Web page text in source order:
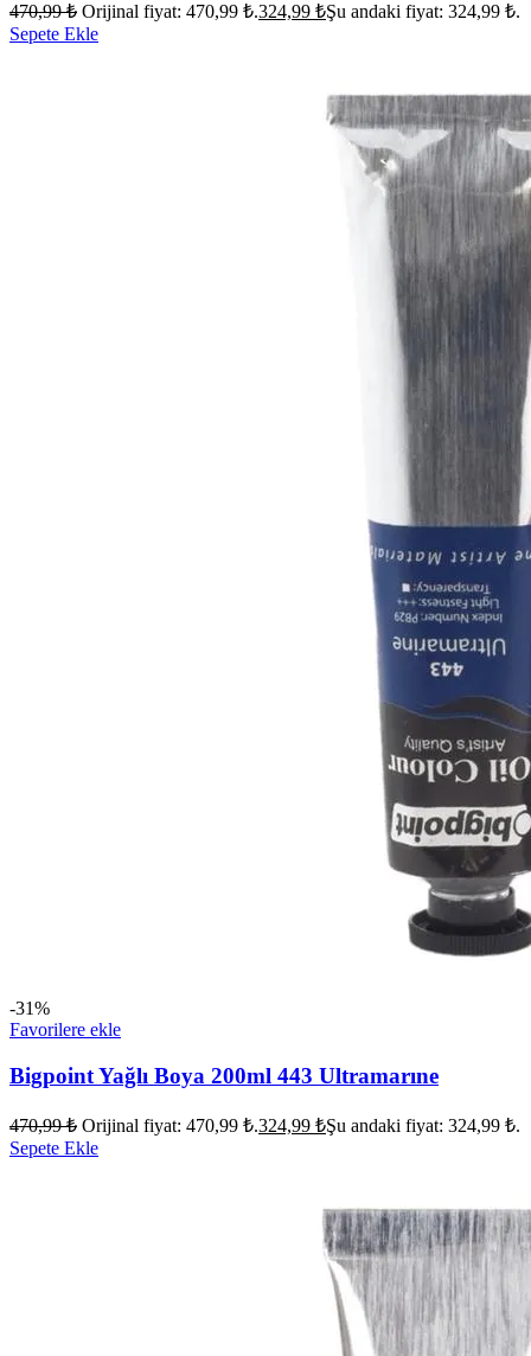
470,99₺ Orijinal fiyat: 470,99 ₺.324,99 ₺Şu andaki fiyat: 324,99 ₺.
Sepete Ekle
-31%
Favorilere ekle
Bigpoint Yağlı Boya 200ml 443 Ultramarıne
470,99₺ Orijinal fiyat: 470,99 ₺.324,99 ₺Şu andaki fiyat: 324,99 ₺.
Sepete Ekle